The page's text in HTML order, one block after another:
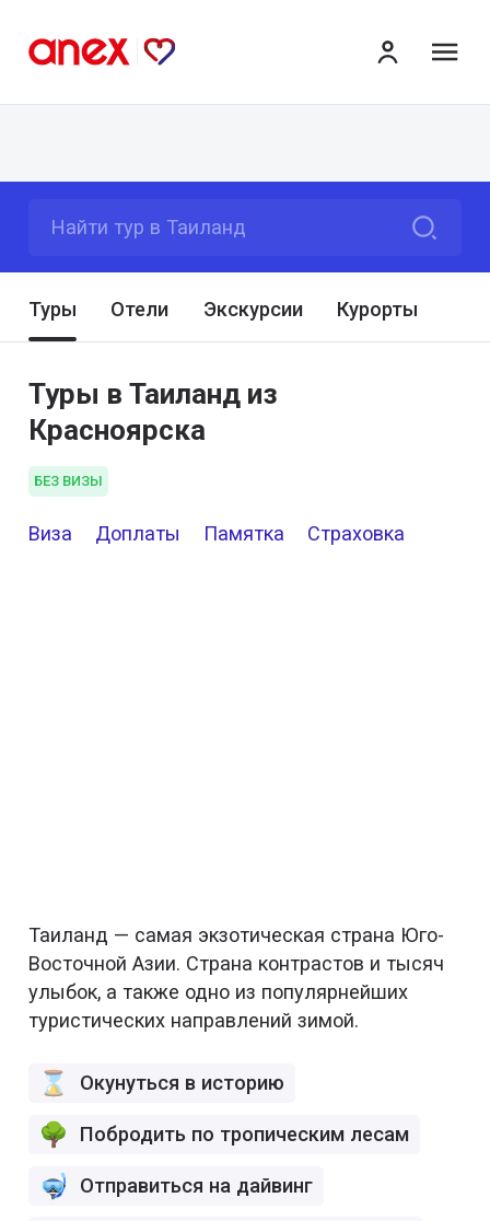
Найти тур в Таиланд
Туры Отели Экскурсии Курорты
Туры в Таиланд из
Красноярска
БЕЗ ВИЗЫ
Виза Доплаты Памятка Страховка
Таиланд — самая экзотическая страна Юго-
Восточной Азии. Страна контрастов и тысяч
улыбок, а также одно из популярнейших
туристических направлений зимой.
Окунуться в историю
Побродить по тропическим лесам
Отправиться на дайвинг